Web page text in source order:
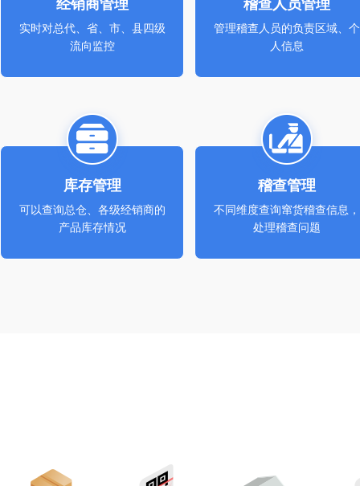
经销商管理
实时对总代、省、市、县四级
流向监控
稽查人员管理
管理稽查人员的负责区域、个
人信息
库存管理
可以查询总仓、各级经销商的
产品库存情况
稽查管理
不同维度查询窜货稽查信息，
处理稽查问题